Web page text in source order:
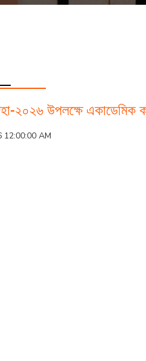
উপলক্ষে একাডেমিক
12:00:00 AM